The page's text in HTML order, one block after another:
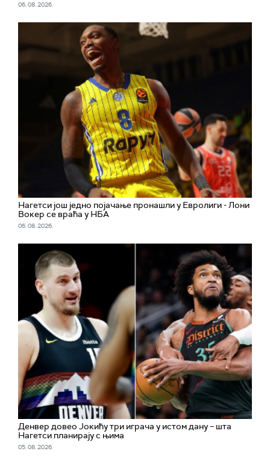
06. 08. 2026.
Нагетси још једно појачање пронашли у Евролиги - Лони
Вокер се враћа у НБА
06. 08. 2026.
Денвер довео Јокићу три играча у истом дану – шта
Нагетси планирају с њима
05. 08. 2026.